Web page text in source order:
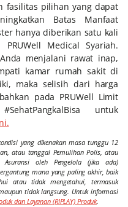
fasilitas pilihan yang dapat
Batas Manfaat
hanya diberikan satu kali
Medical Syariah.
menjalani rawat inap,
kamar rumah sakit di
maka selisih dari harga
pada PRUWell Limit
untuk
yang dikenakan masa tunggu 12
atau tanggal Pemulihan Polis, atau
Asuransi oleh Pengelola (jika ada)
mana yang paling akhir, baik
atau tidak mengetahui, termasuk
tidak langsung. Untuk informasi
dan Layanan (RIPLAY) Produk.